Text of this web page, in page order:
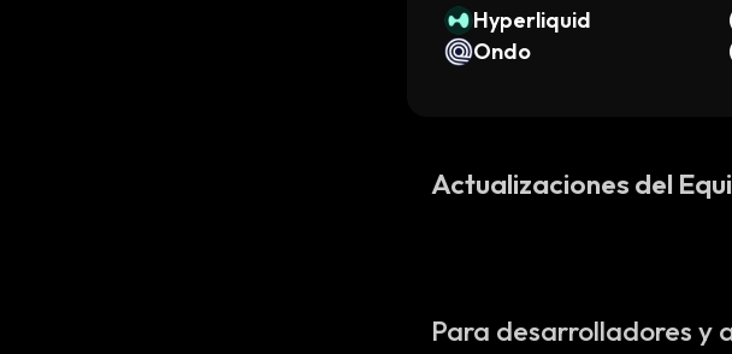
Hyperliquid
Ondo
Actualizaciones del
Para desarrolladores y